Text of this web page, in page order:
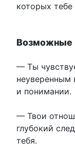
которых тебе
Возможные
— Ты
неуверенным
и понимании.
— Твои
глубокий
тебя.